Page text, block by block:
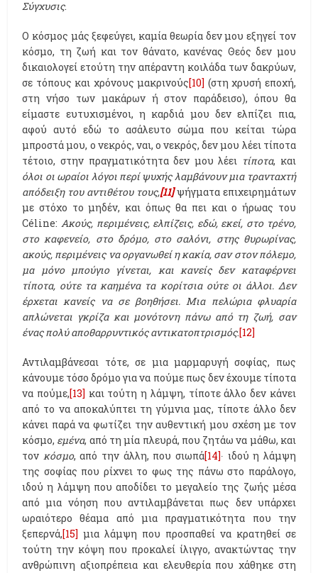
Σύγχυσις.
Ο κόσμος μάς ξεφεύγει, καμία θεωρία δεν μου εξηγεί τον
κόσμο, τη ζωή και τον θάνατο, κανένας Θεός δεν μου
δικαιολογεί ετούτη την απέραντη κοιλάδα των δακρύων,
σε τόπους και χρόνους μακρινούς[10] (στη χρυσή εποχή,
στη νήσο των μακάρων ή στον παράδεισο), όπου θα
είμαστε ευτυχισμένοι, η καρδιά μου δεν ελπίζει πια,
αφού αυτό εδώ το ασάλευτο σώμα που κείται τώρα
μπροστά μου, ο νεκρός, ναι, ο νεκρός, δεν μου λέει τίποτα
τέτοιο, στην πραγματικότητα δεν μου λέει τίποτα, και
όλοι οι ωραίοι λόγοι περί ψυχής λαμβάνουν μια τρανταχτή
απόδειξη του αντιθέτου τους,[11]ψήγματα επιχειρημάτων
με στόχο το μηδέν, και όπως θα πει και ο ήρωας του
Céline: Ακούς, περιμένεις, ελπίζεις, εδώ, εκεί, στο τρένο,
στο καφενείο, στο δρόμο, στο σαλόνι, στης θυρωρίνας,
ακούς, περιμένεις να οργανωθεί η κακία, σαν στον πόλεμο,
μα μόνο μπούγιο γίνεται, και κανείς δεν καταφέρνει
τίποτα, ούτε τα καημένα τα κορίτσια ούτε οι άλλοι. Δεν
έρχεται κανείς να σε βοηθήσει. Μια πελώρια φλυαρία
απλώνεται γκρίζα και μονότονη πάνω από τη ζωή, σαν
ένας πολύ αποθαρρυντικός αντικατοπτρισμός.[12]
Αντιλαμβάνεσαι τότε, σε μια μαρμαρυγή σοφίας, πως
κάνουμε τόσο δρόμο για να πούμε πως δεν έχουμε τίποτα
να πούμε,[13] και τούτη η λάμψη, τίποτε άλλο δεν κάνει
από το να αποκαλύπτει τη γύμνια μας, τίποτε άλλο δεν
κάνει παρά να φωτίζει την αυθεντική μου σχέση με τον
κόσμο, εμένα, από τη μία πλευρά, που ζητάω να μάθω, και
τον κόσμο, από την άλλη, που σιωπά[14]∙ ιδού η λάμψη
της σοφίας που ρίχνει το φως της πάνω στο παράλογο,
ιδού η λάμψη που αποδίδει το μεγαλείο της ζωής μέσα
από μια νόηση που αντιλαμβάνεται πως δεν υπάρχει
ωραιότερο θέαμα από μια πραγματικότητα που την
ξεπερνά,[15] μια λάμψη που προσπαθεί να κρατηθεί σε
τούτη την κόψη που προκαλεί ίλιγγο, ανακτώντας την
ανθρώπινη αξιοπρέπεια και ελευθερία που χάθηκε στη